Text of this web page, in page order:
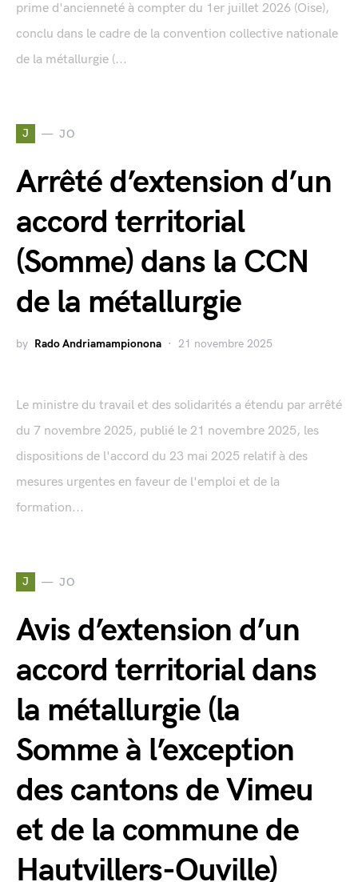
prime d'ancienneté à compter du 1er juillet 2026 (Oise),
conclu dans le cadre de la convention collective nationale
de la métallurgie (...
J JO
Arrêté d’extension d’un
accord territorial
(Somme) dans la CCN
de la métallurgie
by Rado Andriamampionona 21 novembre 2025
Le ministre du travail et des solidarités a étendu par arrêté
du 7 novembre 2025, publié le 21 novembre 2025, les
dispositions de l'accord du 23 mai 2025 relatif à des
mesures urgentes en faveur de l'emploi et de la
formation...
J JO
Avis d’extension d’un
accord territorial dans
la métallurgie (la
Somme à l’exception
des cantons de Vimeu
et de la commune de
Hautvillers-Ouville)